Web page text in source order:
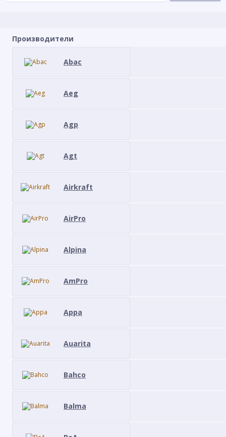
Производители
Abac
Aeg
Agp
Agt
Airkraft
AirPro
Alpina
AmPro
Appa
Auarita
Bahco
Balma